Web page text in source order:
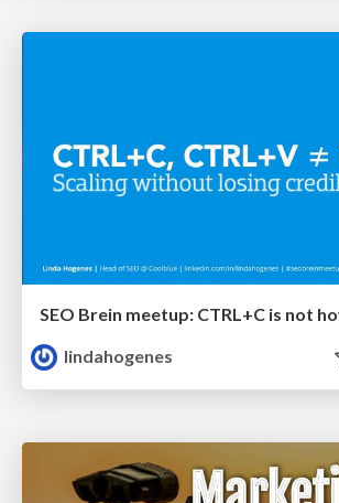
lindahogenes